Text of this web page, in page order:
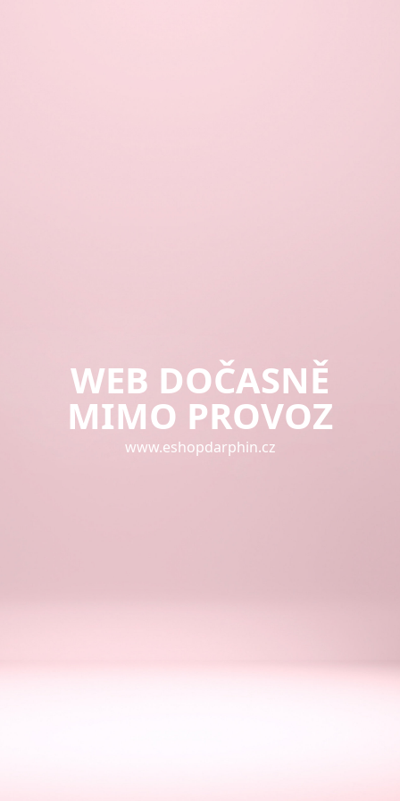
WEB DOČASNĚ
MIMO PROVOZ
www.eshopdarphin.cz